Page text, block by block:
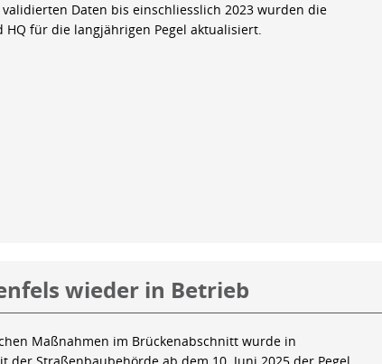
Daten bis einschliesslich 2023 wurden die
HQ für die langjährigen Pegel aktualisiert.
wieder in Betrieb
Maßnahmen im Brückenabschnitt wurde in